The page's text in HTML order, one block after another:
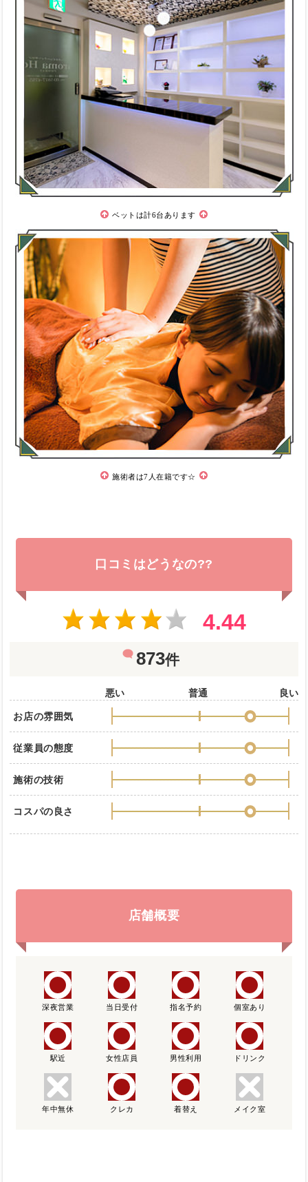
ベットは計6台あります
施術者は7人在籍です☆
口コミはどうなの??
4.44
873件
悪い 普通 良い
お店の雰囲気
従業員の態度
施術の技術
コスパの良さ
店舗概要
深夜営業 当日受付 指名予約 個室あり
駅近 女性店員 男性利用 ドリンク
年中無休 クレカ 着替え メイク室